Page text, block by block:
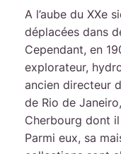
A l’aube du XXe
déplacées dans
Cependant, en
explorateur,
ancien directeur
de Rio de
Cherbourg dont
Parmi eux, sa